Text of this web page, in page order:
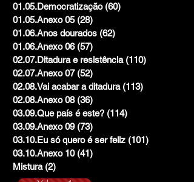
01.05.Democratização (60)
01.05.Anexo 05 (28)
01.06.Anos dourados (62)
01.06.Anexo 06 (57)
02.07.Ditadura e resistência (110)
02.07.Anexo 07 (52)
02.08.Vai acabar a ditadura (113)
02.08.Anexo 08 (36)
03.09.Que país é este? (114)
03.09.Anexo 09 (73)
03.10.Eu só quero é ser feliz (101)
03.10.Anexo 10 (41)
Mistura (2)